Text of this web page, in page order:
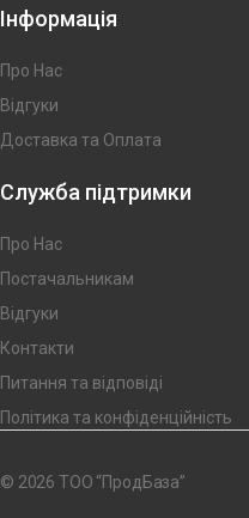
Інформація
Про Нас
Відгуки
Доставка та Оплата
Служба підтримки
Про Нас
Постачальникам
Відгуки
Контакти
Питання та відповіді
Політика та конфіденційність
© 2026 ТОО “ПродБаза”